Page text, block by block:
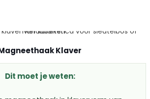
Klaver
Dit moet je weten: